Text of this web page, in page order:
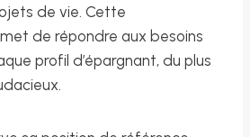
de vie. Cette
de répondre aux besoins
profil d’épargnant, du plus